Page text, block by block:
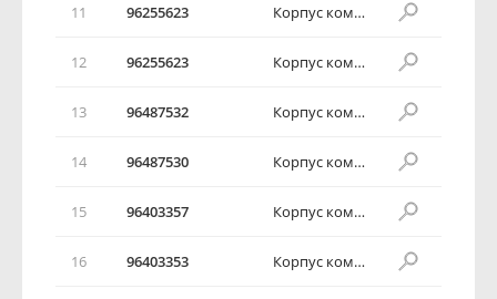
11 96255623 Корпус комбинации приборов в сборе
12 96255623 Корпус комбинации приборов в сборе
13 96487532 Корпус комбинации приборов в сборе
14 96487530 Корпус комбинации приборов в сборе
15 96403357 Корпус комбинации приборов в сборе
16 96403353 Корпус комбинации приборов в сборе